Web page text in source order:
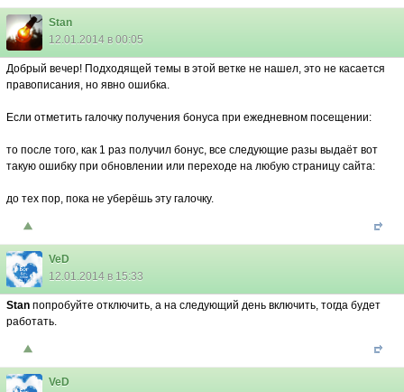
Stan
12.01.2014 в 00:05
Добрый вечер! Подходящей темы в этой ветке не нашел, это не касается
правописания, но явно ошибка.
Если отметить галочку получения бонуса при ежедневном посещении:
то после того, как 1 раз получил бонус, все следующие разы выдаёт вот
такую ошибку при обновлении или переходе на любую страницу сайта:
до тех пор, пока не уберёшь эту галочку.
VeD
12.01.2014 в 15:33
Stan попробуйте отключить, а на следующий день включить, тогда будет
работать.
VeD